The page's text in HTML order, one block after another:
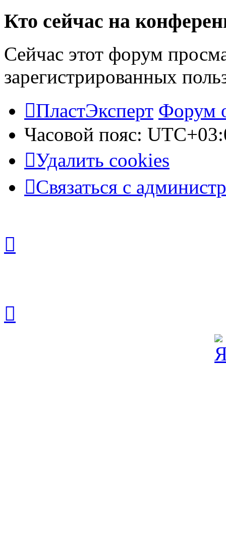
Кто сейчас на
Сейчас этот форум
зарегистрированных
ПластЭксперт Форум
Часовой пояс:
Удалить cookies
Связаться с